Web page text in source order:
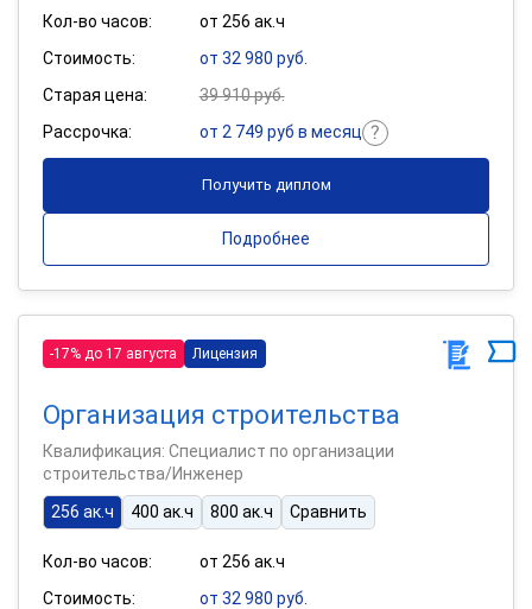
Кол-во часов:
от 256 ак.ч
Стоимость:
от 32 980 руб.
Старая цена:
39 910 руб.
Рассрочка:
от 2 749 руб в месяц
Получить диплом
Подробнее
-17% до 17 августа Лицензия
Организация строительства
Квалификация: Специалист по организации
строительства/Инженер
256 ак.ч
400 ак.ч 800 ак.ч Сравнить
Кол-во часов:
от 256 ак.ч
Стоимость:
от 32 980 руб.